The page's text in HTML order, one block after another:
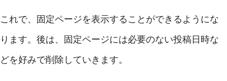
これで、固定ページを表示することができるようにな
ります。後は、固定ページには必要のない投稿日時な
どを好みで削除していきます。